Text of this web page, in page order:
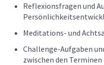
Reflexionsfragen und
Meditations- und
Challenge-Aufgaben
zwischen den